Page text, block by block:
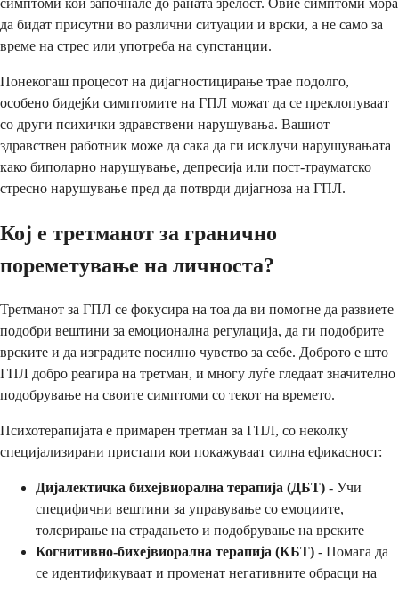
да бидат присутни во различни ситуации и врски, а не само за
време на стрес или употреба на супстанции.
Понекогаш процесот на дијагностицирање трае подолго,
особено бидејќи симптомите на ГПЛ можат да се преклопуваат
со други психички здравствени нарушувања. Вашиот
здравствен работник може да сака да ги исклучи нарушувањата
како биполарно нарушување, депресија или пост-трауматско
стресно нарушување пред да потврди дијагноза на ГПЛ.
Кој е третманот за гранично
пореметување на личноста?
Третманот за ГПЛ се фокусира на тоа да ви помогне да развиете
подобри вештини за емоционална регулација, да ги подобрите
врските и да изградите посилно чувство за себе. Доброто е што
ГПЛ добро реагира на третман, и многу луѓе гледаат значително
подобрување на своите симптоми со текот на времето.
Психотерапијата е примарен третман за ГПЛ, со неколку
специјализирани пристапи кои покажуваат силна ефикасност:
Дијалектичка бихејвиорална терапија (ДБТ) - Учи
специфични вештини за управување со емоциите,
толерирање на страдањето и подобрување на врските
Когнитивно-бихејвиорална терапија (КБТ) - Помага да
се идентификуваат и променат негативните обрасци на